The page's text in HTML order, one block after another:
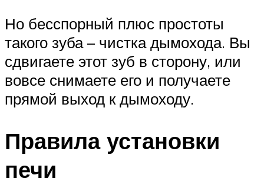
Но бесспорный плюс простоты
такого зуба – чистка дымохода. Вы
сдвигаете этот зуб в сторону, или
вовсе снимаете его и получаете
прямой выход к дымоходу.
Правила установки
печи